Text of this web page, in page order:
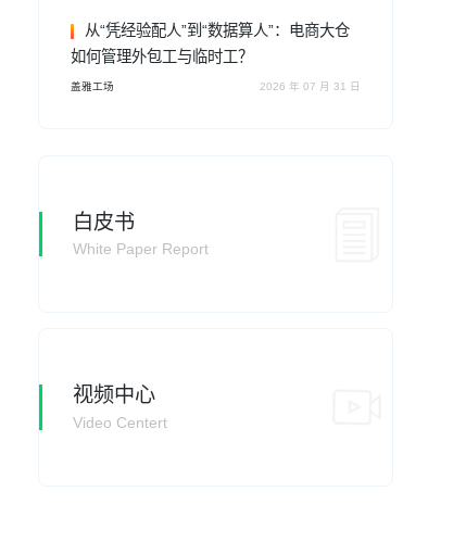
从“凭经验配人”到“数据算人”：电商大仓
如何管理外包工与临时工？
盖雅工场 2026 年 07 月 31 日
白皮书
White Paper Report
视频中心
Video Centert